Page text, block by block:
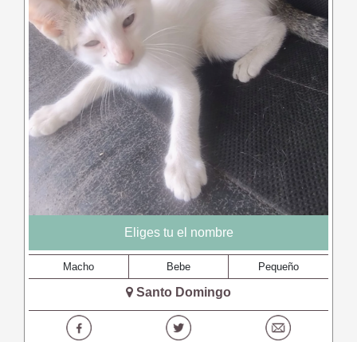
Eliges tu el nombre
Macho Bebe Pequeño
Santo Domingo